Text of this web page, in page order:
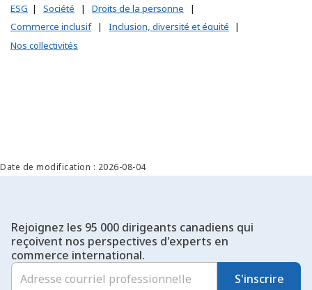
ESG | Société | Droits de la personne |
Commerce inclusif| Inclusion, diversité et équité
|
Nos collectivités
Date de modification : 2026-08-04
Rejoignez les 95 000 dirigeants canadiens qui
reçoivent nos perspectives d'experts en
commerce international.
S'inscrire